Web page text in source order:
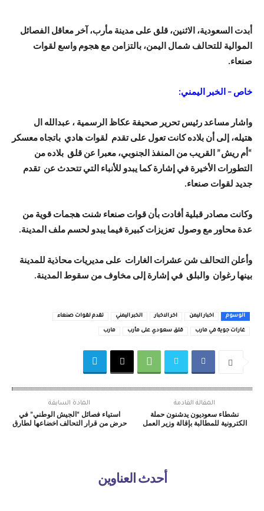
أبدت السعودية، الاثنين، قلق على مدينة مأرب، آخر معاقل الفصائل
الموالية للتحالف شمال اليمن، بالتزامن مع هجوم واسع لقوات
صنعاء.
خاص – الخبر اليمني:
واشار مساعد رئيس تحرير صحيفة عكاظ الرسمية ، عبدالله ال
هتيله، إلى أن بلاده كانت تعول على تقدم لقوات هادي باتجاه معسكر
“أم ريش” القريب من المنفذ الجنوبي، معبرا عن قلق بلاده من
التطورات الأخيرة في إشارة كما يبدو للأنباء التي تتحدث عن تقدم
جديد لقوات صنعاء.
وكانت مصادر قبلية أفادت بأن قوات صنعاء شنت هجمات قوية من
عدة محاور مع وصول تعزيزات كبيرة فيما يبدو لحسم ملف المدينة.
وأعلن التحالف شن عشرات الغارات على مديريات محاذية للمدينة
بينها رغوان والبلق في إشارة إلى مخاوف من سقوط المدينة.
الوسوم اخبار اليمن اخر الاخبار الخبر اليمني تقدم لقوات صنعاء
غارات جوية في مارب قلق سعودي على مأرب مارب
المادة السابقة
استياء فصائل “الجيش الوطني” في
حرض من قرار التحالف اخضاعها لطارق
المقالة القادمة
نشطاء سعوديون يدشنون حملة
الكترونية للمطالبة بإقالة وزير العمل
أحدث العناوين